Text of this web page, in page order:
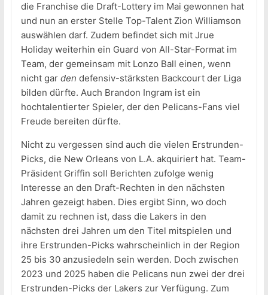
die Franchise die Draft-Lottery im Mai gewonnen hat
und nun an erster Stelle Top-Talent Zion Williamson
auswählen darf. Zudem befindet sich mit Jrue
Holiday weiterhin ein Guard von All-Star-Format im
Team, der gemeinsam mit Lonzo Ball einen, wenn
nicht gar den defensiv-stärksten Backcourt der Liga
bilden dürfte. Auch Brandon Ingram ist ein
hochtalentierter Spieler, der den Pelicans-Fans viel
Freude bereiten dürfte.
Nicht zu vergessen sind auch die vielen Erstrunden-
Picks, die New Orleans von L.A. akquiriert hat. Team-
Präsident Griffin soll Berichten zufolge wenig
Interesse an den Draft-Rechten in den nächsten
Jahren gezeigt haben. Dies ergibt Sinn, wo doch
damit zu rechnen ist, dass die Lakers in den
nächsten drei Jahren um den Titel mitspielen und
ihre Erstrunden-Picks wahrscheinlich in der Region
25 bis 30 anzusiedeln sein werden. Doch zwischen
2023 und 2025 haben die Pelicans nun zwei der drei
Erstrunden-Picks der Lakers zur Verfügung. Zum